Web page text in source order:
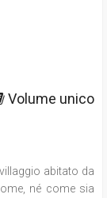
Volume unico
abitato da
né come sia